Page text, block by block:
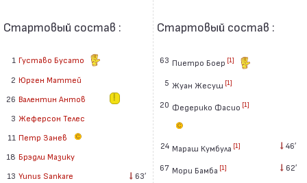
Стартовый состав :
1 Густаво Бусато
2 Юрген Маттей
26 Валентин Антов
3 Жеферсон Телес
11 Петр Занев
18 Брэдли Мазику
13 Yunus Sankare
63′
Стартовый состав :
63 Пиетро Боер [1]
5 Жуан Жесуш [1]
20 Федерико Фасио [1]
24 Мараш Кумбула [1] 46′
67 Мори Бамба [1] 62′